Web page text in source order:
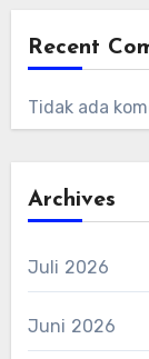
Recent
Tidak ada
Archives
Juli 2026
Juni 2026